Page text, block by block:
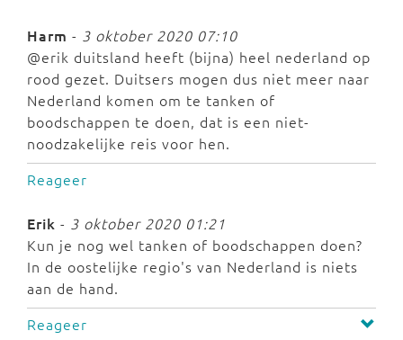
Harm - 3 oktober 2020 07:10
@erik duitsland heeft (bijna) heel nederland op
rood gezet. Duitsers mogen dus niet meer naar
Nederland komen om te tanken of
boodschappen te doen, dat is een niet-
noodzakelijke reis voor hen.
Reageer
Erik - 3 oktober 2020 01:21
Kun je nog wel tanken of boodschappen doen?
In de oostelijke regio's van Nederland is niets
aan de hand.
Reageer